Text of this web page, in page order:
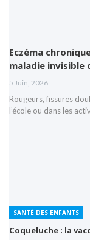
Eczéma
maladie invisible
5 Juin, 2026
Rougeurs, fissures
l’école ou dans les
SANTÉ DES ENFANTS
Coqueluche : la